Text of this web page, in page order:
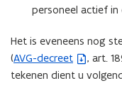
e
)
personeel actief in
Het is eveneens nog
(AVG-decreet
(
b
, art.
tekenen dient u